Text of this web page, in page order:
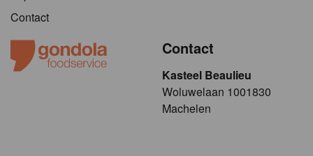
Contact
Contact
Kasteel Beaulieu
​​​Woluwelaan 1001830
Machelen